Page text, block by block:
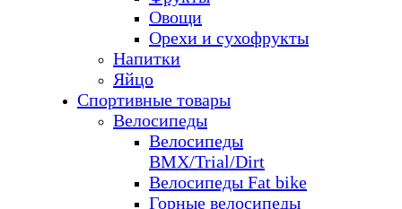
Овощи
Орехи и сухофрукты
Напитки
Яйцо
Спортивные товары
Велосипеды
Велосипеды
BMX/Trial/Dirt
Велосипеды Fat bike
Горные велосипеды